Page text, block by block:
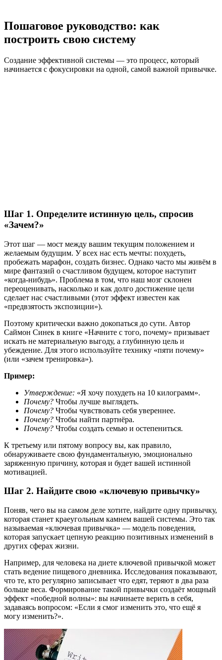
Пошаговое руководство: как
построить свою систему
Создание эффективной системы — это процесс, который
начинается с фокусировки на одной, самой важной привычке.
Шаг 1. Определите истинную цель, спросив
«Зачем?»
Этот шаг — мост между вашим текущим положением и
желаемым будущим. У всех нас есть мечты: похудеть,
пробежать марафон, создать бизнес. Однако часто мы живём в
мире фантазий о счастливом будущем, которое наступит
«когда-нибудь». Проблема в том, что наш мозг склонен
переоценивать, насколько и как долго достижение цели
сделает нас счастливыми (этот эффект известен как
«предвзятость экспозиции»).
Поэтому критически важно докопаться до сути. Автор
Саймон Синек в книге «Начните с того, почему» призывает
искать не материальную выгоду, а глубинную цель и
убеждение. Для этого используйте технику «пяти почему»
(или «зачем тренировка»).
Пример:
Утверждение: «Я хочу похудеть на 10 килограмм».
Почему? Чтобы лучше выглядеть.
Почему? Чтобы чувствовать себя увереннее.
Почему? Чтобы найти партнёра.
Почему? Чтобы создать семью и остепениться.
К третьему или пятому вопросу вы, как правило,
обнаруживаете свою фундаментальную, эмоционально
заряженную причину, которая и будет вашей истинной
мотивацией.
Шаг 2. Найдите свою «ключевую привычку»
Поняв, чего вы на самом деле хотите, найдите одну привычку,
которая станет краеугольным камнем вашей системы. Это так
называемая «ключевая привычка» — модель поведения,
которая запускает цепную реакцию позитивных изменений в
других сферах жизни.
Например, для человека на диете ключевой привычкой может
стать ведение пищевого дневника. Исследования показывают,
что те, кто регулярно записывает что едят, теряют в два раза
больше веса. Формирование такой привычки создаёт мощный
эффект «победной волны»: вы начинаете верить в себя,
задаваясь вопросом: «Если я смог изменить это, что ещё я
могу изменить?».